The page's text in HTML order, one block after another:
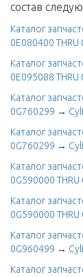
состав
Каталог
0E080400 THRU
Каталог
0E095088
Каталог
0G760299 →
Каталог
0G760299 →
Каталог
0G590000
Каталог
0G590000
Каталог
0G960499 →
Каталог